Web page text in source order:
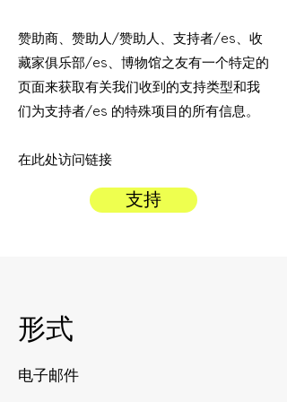
赞助商、赞助人/赞助人、支持者/es、收
藏家俱乐部/es、博物馆之友有一个特定的
页面来获取有关我们收到的支持类型和我
们为支持者/es 的特殊项目的所有信息。
在此处访问链接
支持
形式
电子邮件